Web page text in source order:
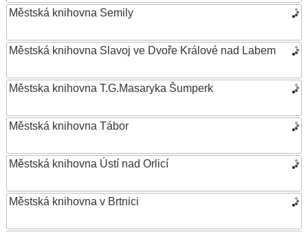
Městská knihovna Semily
Městská knihovna Slavoj ve Dvoře Králové nad Labem
Městska knihovna T.G.Masaryka Šumperk
Městská knihovna Tábor
Městská knihovna Ústí nad Orlicí
Městská knihovna v Brtnici